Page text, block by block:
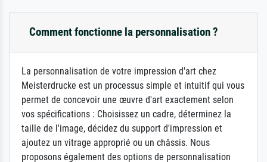
Comment fonctionne la personnalisation ?
La personnalisation de votre impression d'art chez
Meisterdrucke est un processus simple et intuitif qui vous
permet de concevoir une œuvre d'art exactement selon
vos spécifications : Choisissez un cadre, déterminez la
taille de l'image, décidez du support d'impression et
ajoutez un vitrage approprié ou un châssis. Nous
proposons également des options de personnalisation